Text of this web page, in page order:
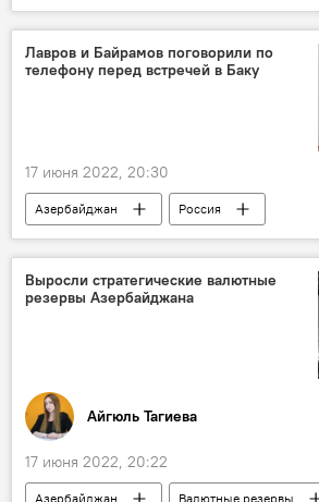
клип
Лавров и Байрамов поговорили по
телефону перед встречей в Баку
17 июня 2022, 20:30
Азербайджан
Россия
Сергей Лавров
Джейхун Байрамов
Выросли стратегические валютные
резервы Азербайджана
Айгюль Тагиева
17 июня 2022, 20:22
Азербайджан Валютные резервы